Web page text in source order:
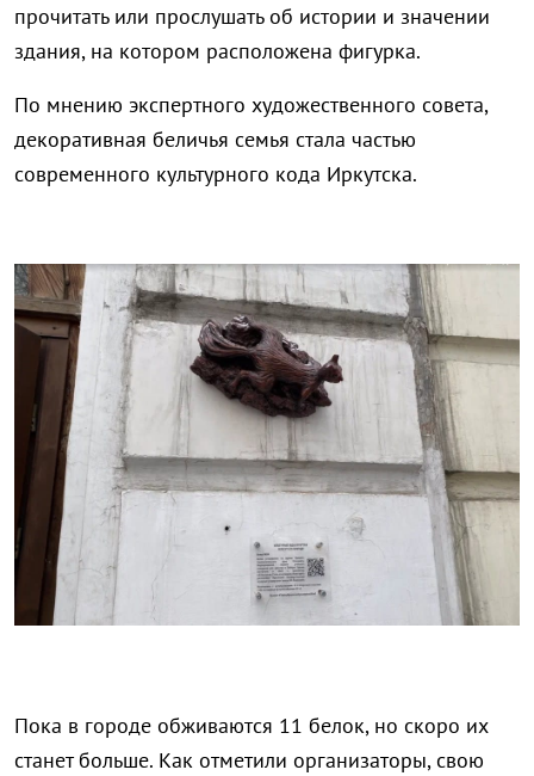
прочитать или прослушать об истории и значении
здания, на котором расположена фигурка.
По мнению экспертного художественного совета,
декоративная беличья семья стала частью
современного культурного кода Иркутска.
Пока в городе обживаются 11 белок, но скоро их
станет больше. Как отметили организаторы, свою